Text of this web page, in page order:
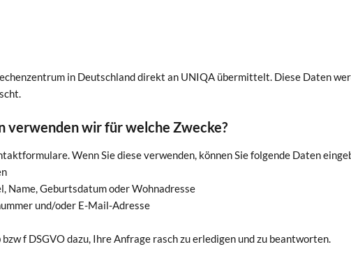
in Deutschland direkt an UNIQA übermittelt. Diese Daten
verwenden wir für welche Zwecke?
Wenn Sie diese verwenden, können Sie folgende Daten
Name, Geburtsdatum oder Wohnadresse
und/oder E-Mail-Adresse
f DSGVO dazu, Ihre Anfrage rasch zu erledigen und zu beantworten.